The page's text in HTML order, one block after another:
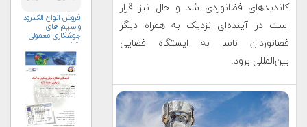
کاندیدهای فضانوردی شد و حال نیز قرار
است در آینده‌ای نزدیک به همراه دیگر
فضانوردان ناسا به ایستگاه فضایی
بین‌المللی برود.
فروش انواع الکترود
و سیم های
جوشکاری معمولی
وتخصصی